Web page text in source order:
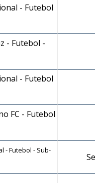
- Futebol
- Futebol -
- Futebol
FC - Futebol
- Futebol - Sub-